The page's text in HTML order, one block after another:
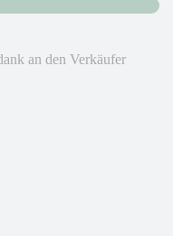
an den Verkäufer